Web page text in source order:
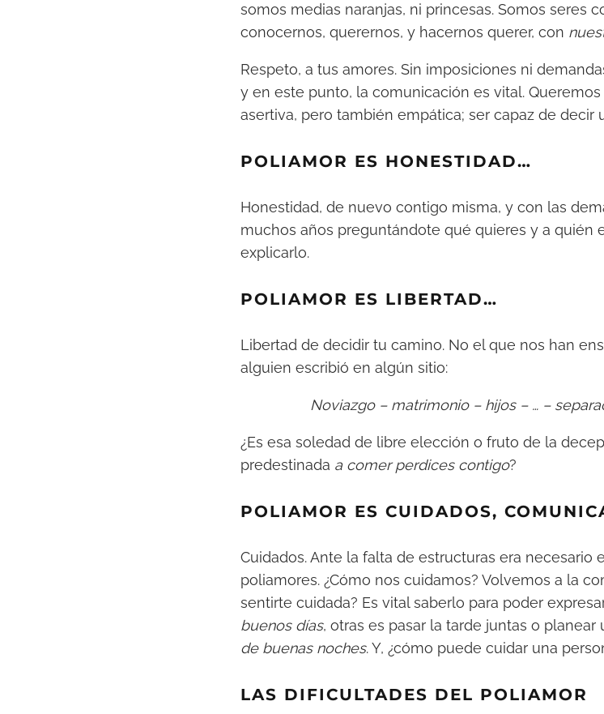
somos medias naranjas, ni princesas. Somos seres
conocernos, querernos, y hacernos querer, con
Respeto, a tus amores. Sin imposiciones ni
y en este punto, la comunicación es vital.
asertiva, pero también empática; ser capaz de decir
POLIAMOR ES HONESTIDAD…
Honestidad, de nuevo contigo misma, y con las
muchos años preguntándote qué quieres y a quién
explicarlo.
POLIAMOR ES LIBERTAD…
Libertad de decidir tu camino. No el que nos han
alguien escribió en algún sitio:
Noviazgo – matrimonio – hijos – … –
¿Es esa soledad de libre elección o fruto de la
predestinada a comer perdices contigo?
POLIAMOR ES CUIDADOS,
Cuidados. Ante la falta de estructuras era necesario
poliamores. ¿Cómo nos cuidamos? Volvemos a la
sentirte cuidada? Es vital saberlo para poder
buenos días, otras es pasar la tarde juntas o planear
de buenas noches. Y, ¿cómo puede cuidar una
LAS DIFICULTADES DEL POLIAMOR